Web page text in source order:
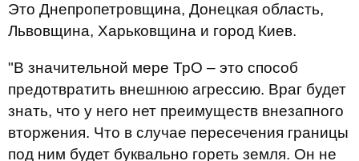
Это Днепропетровщина, Донецкая область,
Львовщина, Харьковщина и город Киев.
"В значительной мере ТрО – это способ
предотвратить внешнюю агрессию. Враг будет
знать, что у него нет преимуществ внезапного
вторжения. Что в случае пересечения границы
под ним будет буквально гореть земля. Он не